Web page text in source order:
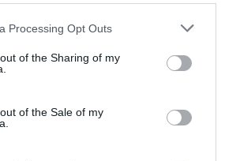
Processing Opt Outs
of the Sharing of my
of the Sale of my
total en la eliminación de la
suelo
CARRATALÁ